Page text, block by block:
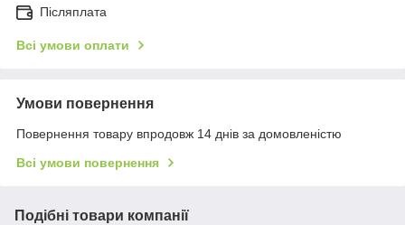
Післяплата
Всі умови оплати
Умови повернення
Повернення товару впродовж 14 днів за домовленістю
Всі умови повернення
Подібні товари компанії